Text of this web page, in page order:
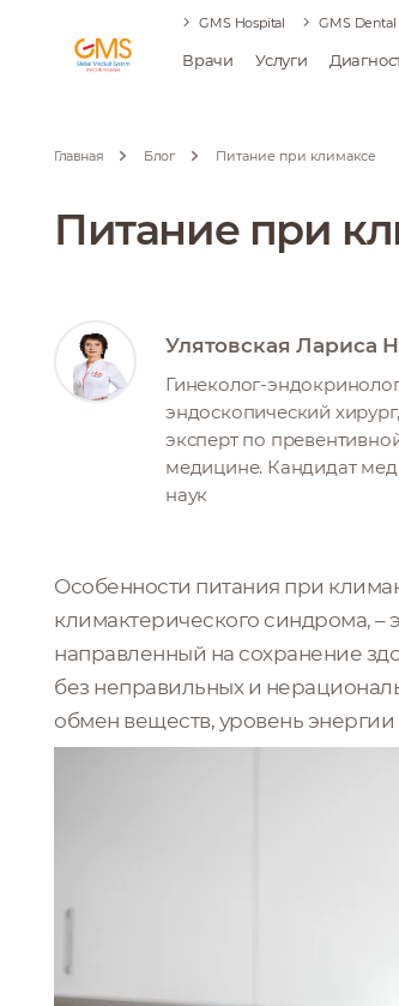
Врачи Услуги
GMS Hospital GMS Dental
Главная Блог Питание при климаксе
Питание при
Улятовская Лариса
Гинеколог-
эндоскопический
эксперт по
медицине. Кандидат
наук
Особенности питания при
климактерического синдрома,
направленный на сохранение
без неправильных и
обмен веществ, уровень